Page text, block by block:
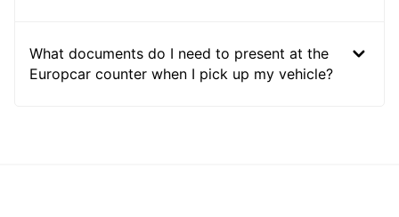
What documents do I need to present at the
Europcar counter when I pick up my vehicle?